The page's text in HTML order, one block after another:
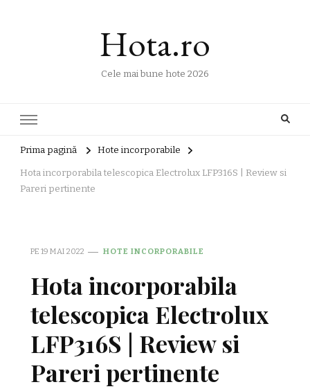
Hota.ro
Cele mai bune hote 2026
Prima pagină Hote incorporabile
Hota incorporabila telescopica Electrolux LFP316S | Review si
Pareri pertinente
PE 19 MAI 2022 HOTE INCORPORABILE
Hota incorporabila
telescopica Electrolux
LFP316S | Review si
Pareri pertinente